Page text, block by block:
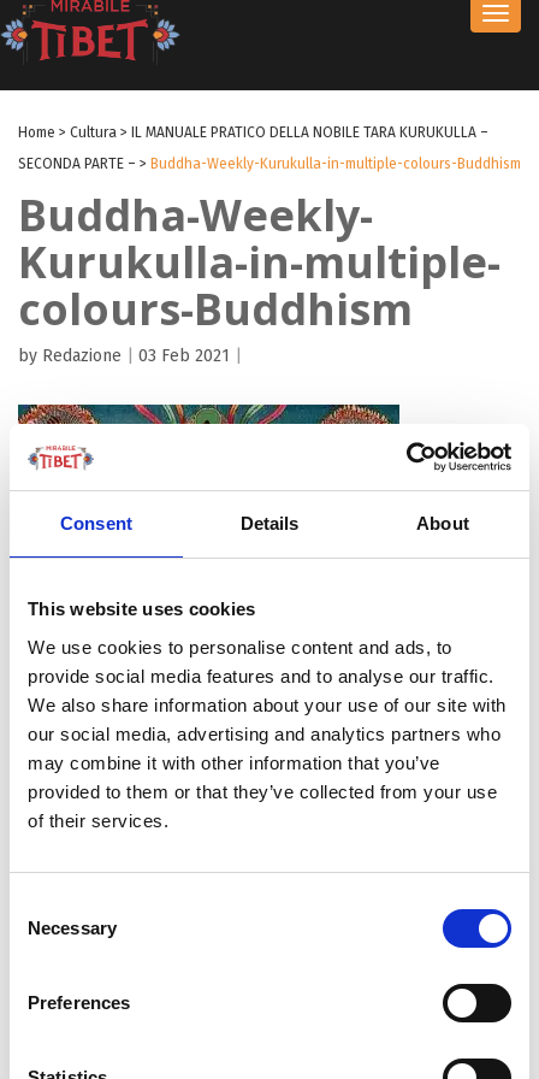
Consent Details About
This website uses cookies
We use cookies to personalise content and ads, to
provide social media features and to analyse our traffic.
We also share information about your use of our site with
our social media, advertising and analytics partners who
may combine it with other information that you’ve
provided to them or that they’ve collected from your use
of their services.
Selection
Necessary
Preferences
Home > Cultura >
IL MANUALE PRATICO DELLA NOBILE TARA KURUKULLA –
SECONDA PARTE – > Buddha-Weekly-Kurukulla-in-multiple-colours-Buddhism
Buddha-Weekly-
Kurukulla-in-multiple-
colours-Buddhism
by Redazione 03 Feb 2021